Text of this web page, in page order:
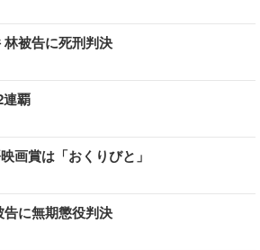
アリ／ナシ
被告に死刑判決
覇
画賞は「おくりびと」
に無期懲役判決